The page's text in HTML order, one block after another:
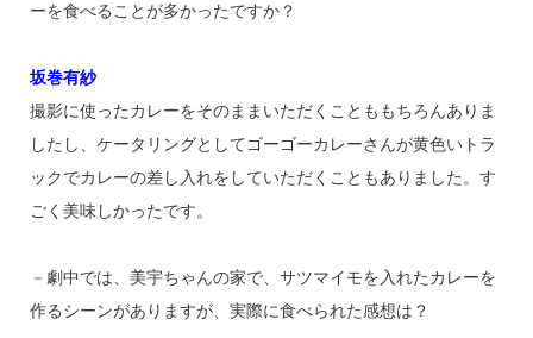
ーを食べることが多かったですか？
坂巻有紗
撮影に使ったカレーをそのままいただくことももちろんありま
したし、ケータリングとしてゴーゴーカレーさんが黄色いトラ
ックでカレーの差し入れをしていただくこともありました。す
ごく美味しかったです。
－劇中では、美宇ちゃんの家で、サツマイモを入れたカレーを
作るシーンがありますが、実際に食べられた感想は？